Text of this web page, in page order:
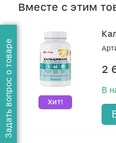
Вместе с этим
Хит!
2
В
Задать вопрос о товаре